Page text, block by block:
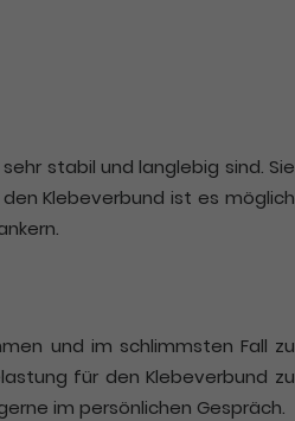
stabil und langlebig sind. Sie
Klebeverbund ist es möglich
und im schlimmsten Fall zu
für den Klebeverbund zu
im persönlichen Gespräch.